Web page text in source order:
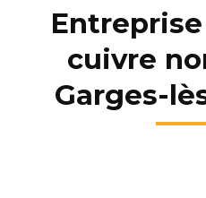
cuivre
Garges-